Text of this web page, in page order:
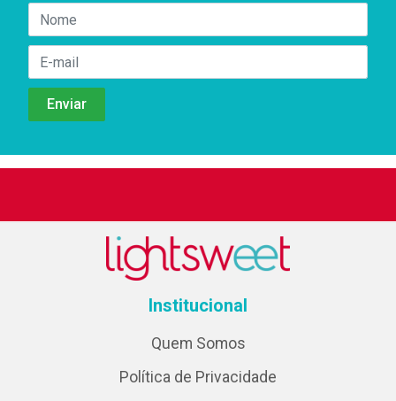
Institucional
Quem Somos
Política de Privacidade